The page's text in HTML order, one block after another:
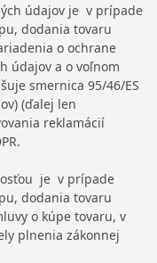
údajov je v prípade
dodania tovaru
o ochrane
údajov a o voľnom
smernica 95/46/ES
(ďalej len
reklamácií
je v prípade
dodania tovaru
o kúpe tovaru, v
plnenia zákonnej